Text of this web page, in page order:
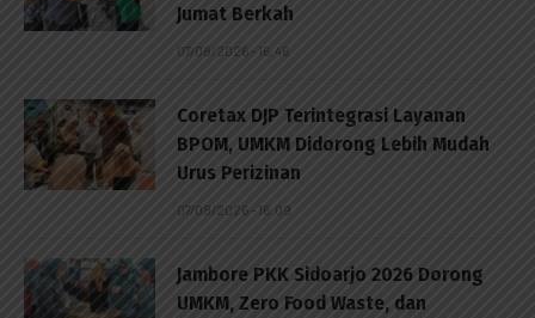
Jumat Berkah
07/08/2026 - 16:46
Coretax DJP Terintegrasi Layanan
BPOM, UMKM Didorong Lebih Mudah
Urus Perizinan
07/08/2026 - 16:09
Jambore PKK Sidoarjo 2026 Dorong
UMKM, Zero Food Waste, dan